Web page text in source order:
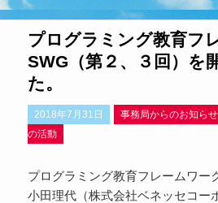
プログラミング教育フ
SWG（第２、３回）を
た。
2018年7月31日 事務局からのお知らせ
の活動
プログラミング教育フレームワ
小田理代（株式会社ベネッセコー